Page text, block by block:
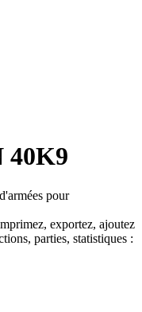
40K9
pour
exportez, ajoutez
parties, statistiques :